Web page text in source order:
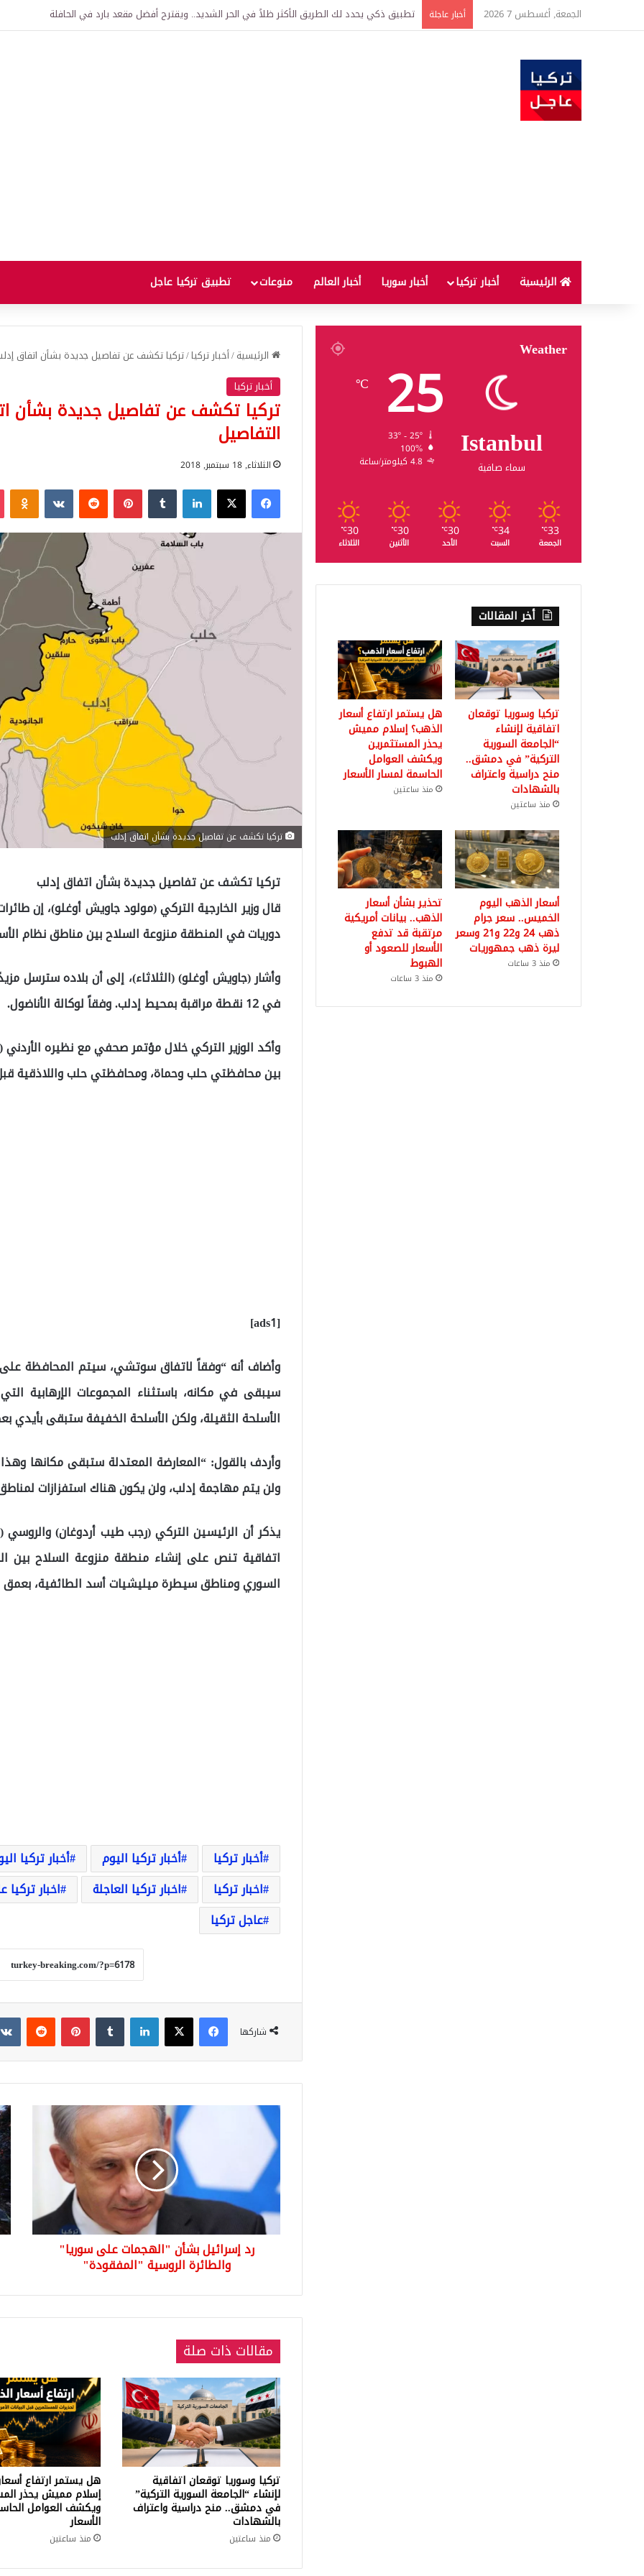
الجمعة, أغسطس 7 2026 أخبار عاجلة تركيا وسوريا توقعان اتفاقية لإنشاء “الجامعة السورية التركية” في دمشق.. منح دراسية واعتراف بالشهادات
الرئيسية أخبار تركيا أخبار سوريا أخبار العالم منوعات تطبيق تركيا عاجل
الرئيسية/أخبار تركيا/تركيا تكشف عن تفاصيل جديدة بشأن اتفاق
أخبار تركيا
تركيا تكشف عن تفاصيل جديدة بشأن
التفاصيل
الثلاثاء, 18 سبتمبر, 2018
فيسبوك‫X لينكدإن بينتيريست
تركيا تكشف عن تفاصيل جديدة بشأن اتفاق إدلب
تركيا تكشف عن تفاصيل جديدة بشأن اتفاق إدلب
قال وزير الخارجية التركي (مولود جاويش أوغلو)، إن
دوريات في المنطقة منزوعة السلاح بين مناطق نظام
وأشار (جاويش أوغلو) (الثلاثاء)، إلى أن بلاده سترسل
في 12 نقطة مراقبة بمحيط إدلب. وفقاً لوكالة الأناضول.
وأكد الوزير التركي خلال مؤتمر صحفي مع نظيره
بين محافظتي حلب وحماة، ومحافظتي حلب واللاذقية
[ads1]
وأضاف أنه “وفقاً لاتفاق سوتشي، سيتم المحافظة
سيبقى في مكانه، باستثناء المجموعات الإرهابية
الأسلحة الثقيلة، ولكن الأسلحة الخفيفة ستبقى بأيدي
وأردف بالقول: “المعارضة المعتدلة ستبقى مكانها
ولن يتم مهاجمة إدلب، ولن يكون هناك استفزازات
يذكر أن الرئيسين التركي (رجب طيب أردوغان) والروسي
اتفاقية تنص على إنشاء منطقة منزوعة السلاح
السوري ومناطق سيطرة ميليشيات أسد الطائفية، بعمق الـ 15-20
أخبار تركيا أخبار تركيا اليوم أخبار تركيا
اخبار تركيا
اخبار تركيا العاجلة اخبار تركيا
عاجل تركيا
شاركها
فيسبوك‫X لينكدإن بينتيريست
رد
إسرائيل
بشأن
"الهجمات
على
سوريا"
الروسية
"المفقودة"
رد إسرائيل بشأن "الهجمات على سوريا"
والطائرة الروسية "المفقودة"
مقالات ذات صلة
تركيا وسوريا توقعان اتفاقية
لإنشاء “الجامعة السورية التركية”
في دمشق.. منح دراسية واعتراف
بالشهادات
منذ ساعتين
هل يستمر ارتفاع
إسلام مميش يحذر
ويكشف العوامل
الأسعار
منذ ساعتين
Weather
Istanbul
سماء صافية
25
℃
33º - 25º
100%
4.8 كيلومتر/ساعة
33
℃
الجمعة
34
℃
السبت
30
℃
الأحد
30
℃
الأثنين
30
℃
الثلاثاء
أخر المقالات
تركيا وسوريا توقعان
اتفاقية لإنشاء
“الجامعة السورية
التركية” في دمشق..
منح دراسية واعتراف
بالشهادات
منذ ساعتين
هل يستمر ارتفاع أسعار
الذهب؟ إسلام مميش
يحذر المستثمرين
ويكشف العوامل
الحاسمة لمسار الأسعار
منذ ساعتين
أسعار الذهب اليوم
الخميس.. سعر جرام
ذهب 24 و22 و21 وسعر
ليرة ذهب جمهوريات
منذ 3 ساعات
تحذير بشأن أسعار
الذهب.. بيانات أمريكية
مرتقبة قد تدفع
الأسعار للصعود أو
الهبوط
منذ 3 ساعات